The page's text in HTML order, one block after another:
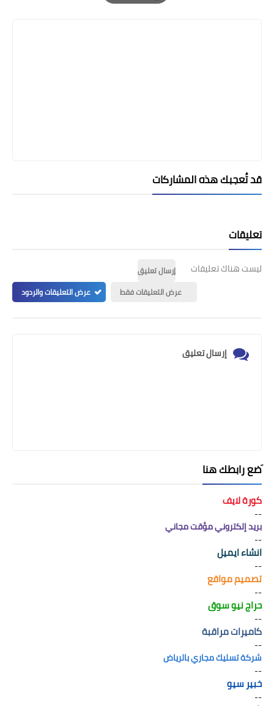
Print
قد تُعجبك هذه المشاركات
تعليقات
ليست هناك تعليقات
إرسال تعليق
عرض التعليقات فقط
عرض التعليقات والردود
إرسال تعليق
َضع رابطك هنا
كورة لايف
--
بريد إلكتروني مؤقت مجاني
--
انشاء ايميل
--
تصميم مواقع
--
حراج نيو سوق
--
كاميرات مراقبة
--
شركة تسليك مجاري بالرياض
--
خبير سيو
--